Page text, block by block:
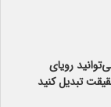
رویای
تبدیل کنید